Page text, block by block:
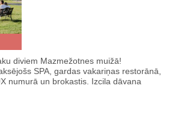
diviem Mazmežotnes muižā!
SPA, gardas vakariņas restorānā,
numurā un brokastis. Izcila dāvana